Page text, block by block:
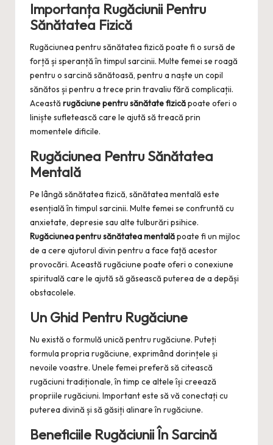
Importanța Rugăciunii Pentru
Sănătatea Fizică
Rugăciunea pentru sănătatea fizică poate fi o sursă de
forță și speranță în timpul sarcinii. Multe femei se roagă
pentru o sarcină sănătoasă, pentru a naște un copil
sănătos și pentru a trece prin travaliu fără complicații.
Această rugăciune pentru sănătate fizicăpoate oferi o
liniște sufletească care le ajută să treacă prin
momentele dificile.
Rugăciunea Pentru Sănătatea
Mentală
Pe lângă sănătatea fizică, sănătatea mentală este
esențială în timpul sarcinii. Multe femei se confruntă cu
anxietate, depresie sau alte tulburări psihice.
Rugăciunea pentru sănătatea mentalăpoate fi un mijloc
de a cere ajutorul divin pentru a face față acestor
provocări. Această rugăciune poate oferi o conexiune
spirituală care le ajută să găsească puterea de a depăși
obstacolele.
Un Ghid Pentru Rugăciune
Nu există o formulă unică pentru rugăciune. Puteți
formula propria rugăciune, exprimând dorințele și
nevoile voastre. Unele femei preferă să citească
rugăciuni tradiționale, în timp ce altele își creează
propriile rugăciuni. Important este să vă conectați cu
puterea divină și să găsiți alinare în rugăciune.
Beneficiile Rugăciunii În Sarcină